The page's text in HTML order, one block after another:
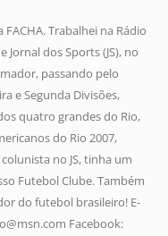
Trabalhei na Rádio
Jornal dos Sports (JS), no
passando pelo
e Segunda Divisões,
quatro grandes do Rio,
do Rio 2007,
no JS, tinha um
Futebol Clube. Também
do futebol brasileiro! E-
Facebook: